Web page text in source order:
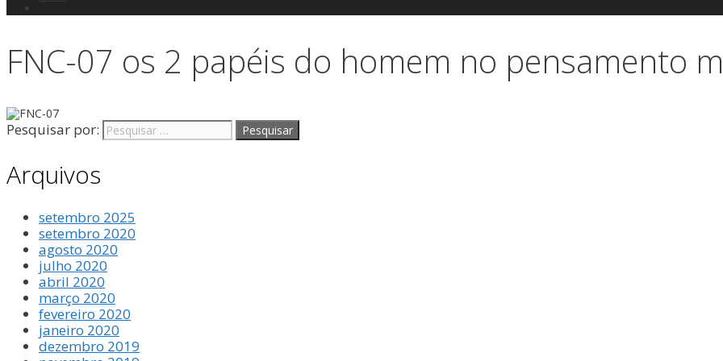
FNC-07 os 2 papéis do homem no pensamento
Pesquisar por:
Arquivos
setembro 2025
setembro 2020
agosto 2020
julho 2020
abril 2020
março 2020
fevereiro 2020
janeiro 2020
dezembro 2019